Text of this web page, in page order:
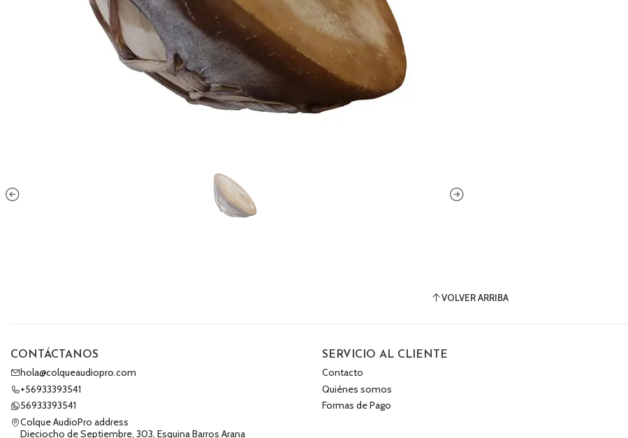
VOLVER ARRIBA
CONTÁCTANOS
hola@colqueaudiopro.com
+56933393541
56933393541
Colque AudioPro address
Dieciocho de Septiembre, 303, Esquina Barros Arana
SERVICIO AL CLIENTE
Contacto
Quiénes somos
Formas de Pago